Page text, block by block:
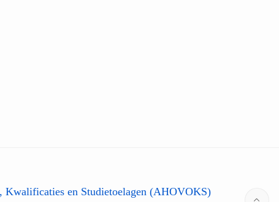
Kwalificaties en Studietoelagen (AHOVOKS)